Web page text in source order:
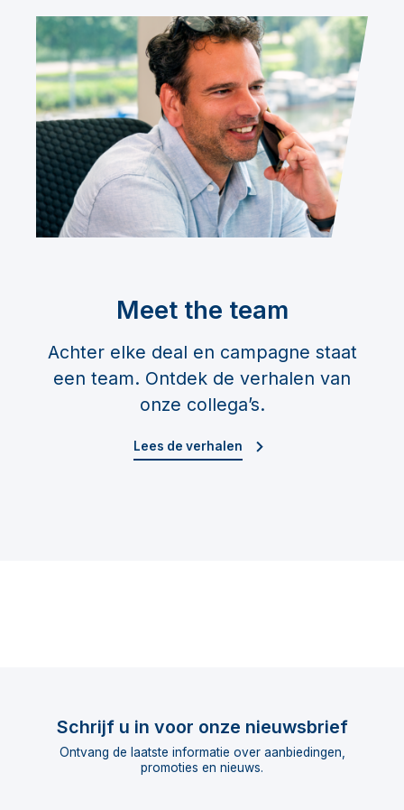
Meet the team
Achter elke deal en campagne staat
een team. Ontdek de verhalen van
onze collega’s.
Lees de verhalen
Schrijf u in voor onze nieuwsbrief
Ontvang de laatste informatie over aanbiedingen,
promoties en nieuws.